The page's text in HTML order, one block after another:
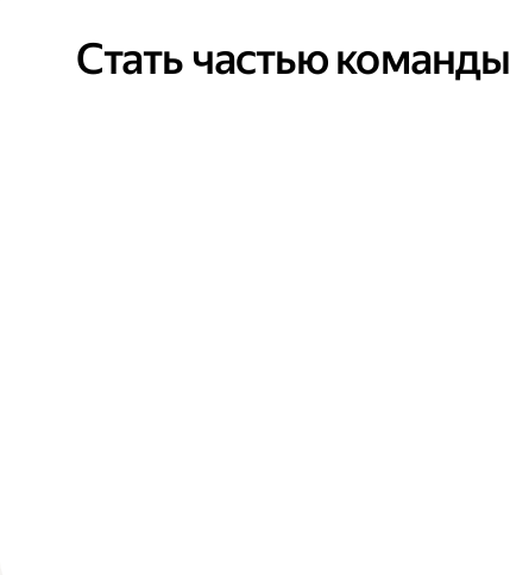
Стать частью команды